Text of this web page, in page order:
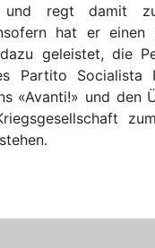
und regt damit
hat er einen
geleistet, die
Partito Socialista
«Avanti!» und den